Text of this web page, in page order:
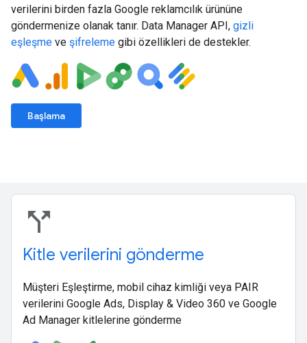
verilerini birden fazla Google reklamcılık ürününe
göndermenize olanak tanır. Data Manager API, gizli
eşleşme ve şifreleme gibi özellikleri de destekler.
Başlama
call_split
Kitle verilerini gönderme
Müşteri Eşleştirme, mobil cihaz kimliği veya PAIR
verilerini Google Ads, Display & Video 360 ve Google
Ad Manager kitlelerine gönderme